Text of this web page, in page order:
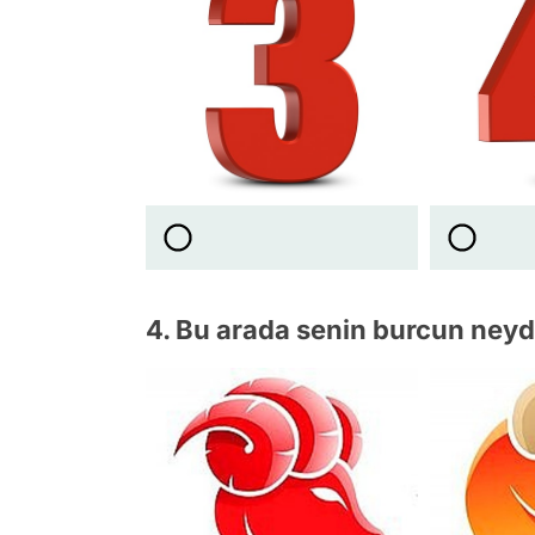
4. Bu arada senin burcun